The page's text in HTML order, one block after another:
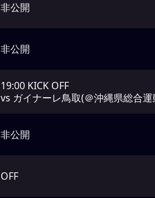
非公開
非公開
19:00 KICK OFF
vs ガイナーレ鳥取(＠沖縄県総合
非公開
OFF